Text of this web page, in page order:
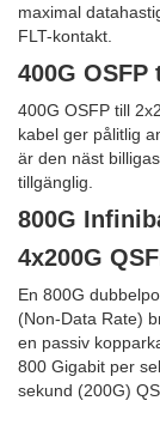
maximal
FLT-kontakt.
400G OSFP
400G OSFP till
kabel ger pålitlig
är den näst
tillgänglig.
800G
4x200G
En 800G
(Non-Data Rate)
en passiv
800 Gigabit per
sekund (200G)